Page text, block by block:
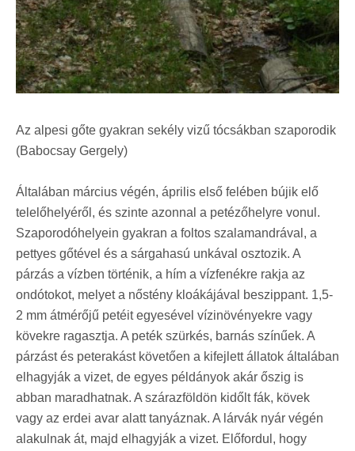
Az alpesi gőte gyakran sekély vizű tócsákban szaporodik
(Babocsay Gergely)
Általában március végén, április első felében bújik elő
telelőhelyéről, és szinte azonnal a petézőhelyre vonul.
Szaporodóhelyein gyakran a foltos szalamandrával, a
pettyes gőtével és a sárgahasú unkával osztozik. A
párzás a vízben történik, a hím a vízfenékre rakja az
ondótokot, melyet a nőstény kloákájával beszippant. 1,5-
2 mm átmérőjű petéit egyesével vízinövényekre vagy
kövekre ragasztja. A peték szürkés, barnás színűek. A
párzást és peterakást követően a kifejlett állatok általában
elhagyják a vizet, de egyes példányok akár őszig is
abban maradhatnak. A szárazföldön kidőlt fák, kövek
vagy az erdei avar alatt tanyáznak. A lárvák nyár végén
alakulnak át, majd elhagyják a vizet. Előfordul, hogy